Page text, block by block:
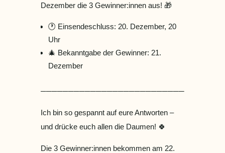
Dezember die 3 Gewinner:innen aus! 🎁
🕐 Einsendeschluss: 20. Dezember, 20
Uhr
🎄 Bekanntgabe der Gewinner: 21.
Dezember
────────────────────────────────
Ich bin so gespannt auf eure Antworten –
und drücke euch allen die Daumen! 🍀
Die 3 Gewinner:innen bekommen am 22.